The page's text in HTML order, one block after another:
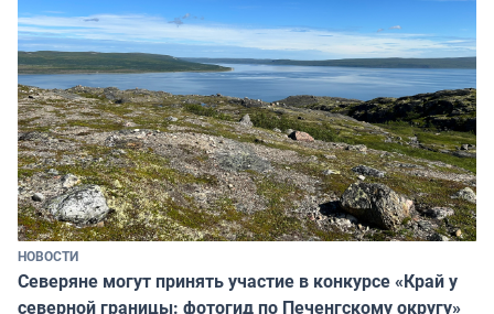
НОВОСТИ
Северяне могут принять участие в конкурсе «Край у
северной границы: фотогид по Печенгскому округу»